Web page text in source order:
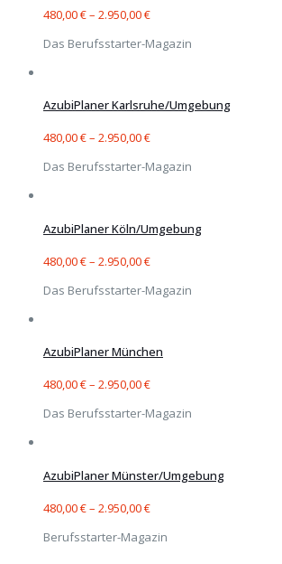
480,00€– 2.950,00€
Das Berufsstarter-Magazin
AzubiPlaner Karlsruhe/Umgebung
480,00€– 2.950,00€
Das Berufsstarter-Magazin
AzubiPlaner Köln/Umgebung
480,00€– 2.950,00€
Das Berufsstarter-Magazin
AzubiPlaner München
480,00€– 2.950,00€
Das Berufsstarter-Magazin
AzubiPlaner Münster/Umgebung
480,00€– 2.950,00€
Berufsstarter-Magazin